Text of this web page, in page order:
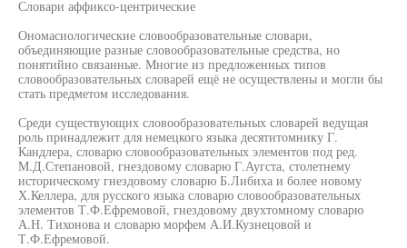
Словари аффиксо-центрические
Ономасиологические словообразовательные словари,
объединяющие разные словообразовательные средства, но
понятийно связанные. Многие из предложенных типов
словообразовательных словарей ещё не осуществлены и могли бы
стать предметом исследования.
Среди существующих словообразовательных словарей ведущая
роль принадлежит для немецкого языка десятитомнику Г.
Кандлера, словарю словообразовательных элементов под ред.
М.Д.Степановой, гнездовому словарю Г.Аугста, столетнему
историческому гнездовому словарю Б.Либиха и более новому
Х.Келлера, для русского языка словарю словообразовательных
элементов Т.Ф.Ефремовой, гнездовому двухтомному словарю
А.Н. Тихонова и словарю морфем А.И.Кузнецовой и
Т.Ф.Ефремовой.